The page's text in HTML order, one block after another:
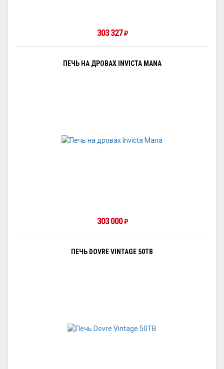
303 327 ₽
ПЕЧЬ НА ДРОВАХ INVICTA MANA
303 000 ₽
ПЕЧЬ DOVRE VINTAGE 50TB